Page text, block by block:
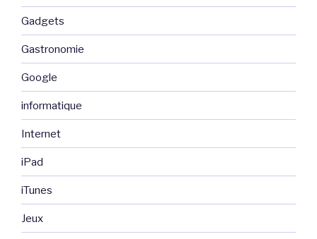
Gadgets
Gastronomie
Google
informatique
Internet
iPad
iTunes
Jeux